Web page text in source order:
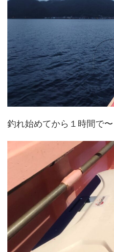
釣れ始めてから１時間で〜